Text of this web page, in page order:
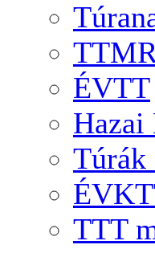
ÉVTT
Hazai
Túrák
TTT